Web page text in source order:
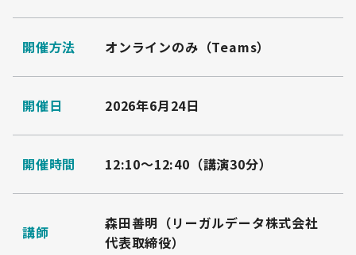
開催方法 オンラインのみ（Teams）
開催日 2026年6月24日
開催時間 12:10～12:40（講演30分）
講師
森田善明（リーガルデータ株式会社
代表取締役）